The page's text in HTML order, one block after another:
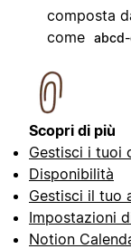
composta
come
Scopri di più
Gestisci i tuoi
Disponibilità
Gestisci il tuo
Impostazioni
Notion